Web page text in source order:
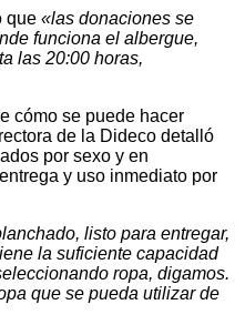
que «las donaciones se
funciona el albergue,
las 20:00 horas,
cómo se puede hacer
de la Dideco detalló
por sexo y en
y uso inmediato por
listo para entregar,
la suficiente capacidad
ropa, digamos.
que se pueda utilizar de